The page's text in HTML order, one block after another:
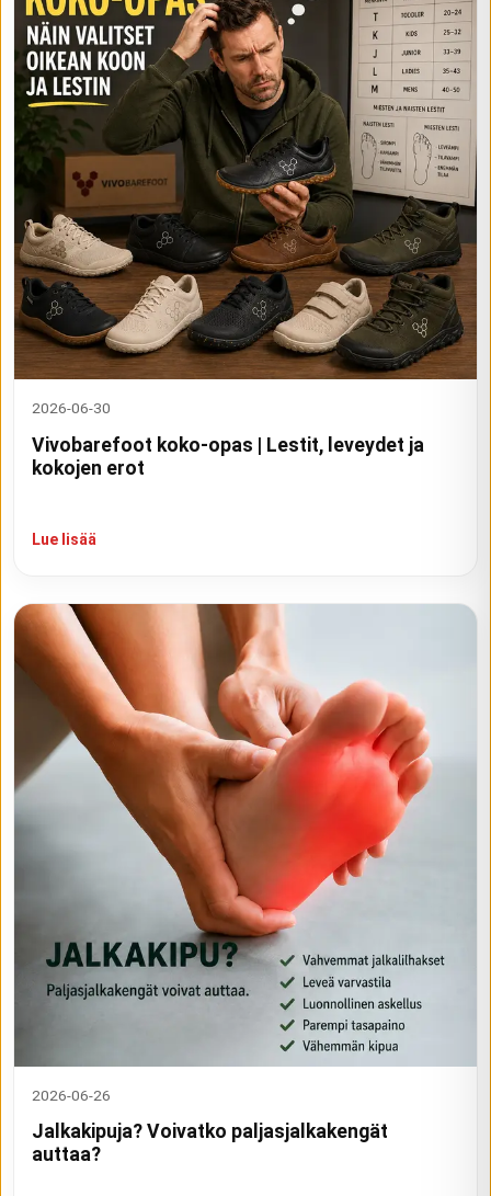
2026-06-30
Vivobarefoot koko-opas | Lestit, leveydet ja
kokojen erot
Lue lisää
2026-06-26
Jalkakipuja? Voivatko paljasjalkakengät
auttaa?